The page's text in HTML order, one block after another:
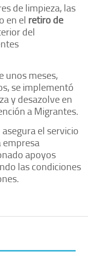
de limpieza, las
en el retiro de
del
unos meses,
se implementó
y desazolve en
a Migrantes.
el servicio
apoyos
las condiciones